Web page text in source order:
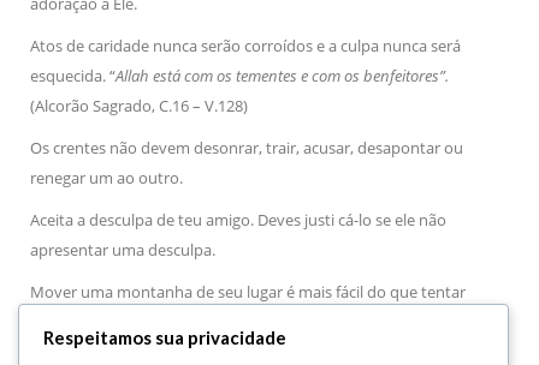
Atos de caridade nunca serão corroídos e a culpa nunca será
esquecida. “Allah está com os tementes e com os benfeitores”.
(Alcorão Sagrado, C.16 – V.128)
Os crentes não devem desonrar, trair, acusar, desapontar ou
renegar um ao outro.
Aceita a desculpa de teu amigo. Deves justi cá-lo se ele não
apresentar uma desculpa.
Mover uma montanha de seu lugar é mais fácil do que tentar
queda.
Respeitamos sua privacidade